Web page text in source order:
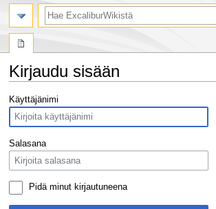
Kirjaudu sisään
Siirry
navigaatioon
Siirry
hakuun
Käyttäjänimi
Salasana
Pidä minut kirjautuneena